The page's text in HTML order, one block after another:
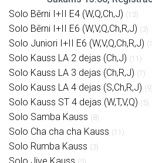
Solo Bērni I+II E4 (W,Q,Ch,J) (13)
Solo Bērni I+II E6 (W,V,Q,Ch,R,J) (3)
Solo Juniori I+II E6 (W,V,Q,Ch,R,J)
Solo Kauss LA 2 dejas (Ch,J) (11)
Solo Kauss LA 3 dejas (Ch,R,J) (7)
Solo Kauss LA 4 dejas (S,Ch,R,J) (9)
Solo Kauss ST 4 dejas (W,T,V,Q) (5)
Solo Samba Kauss (8)
Solo Cha cha cha Kauss (11)
Solo Rumba Kauss (3)